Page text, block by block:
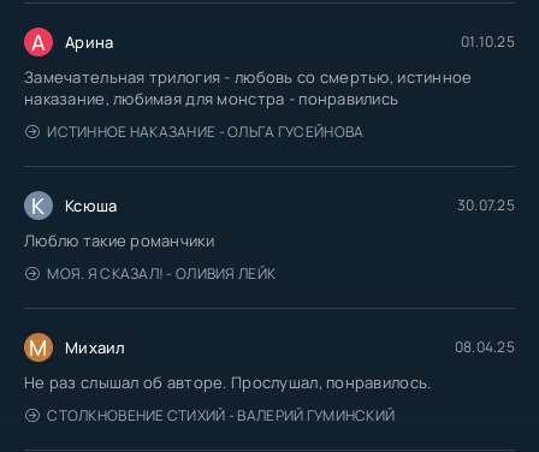
А Арина 01.10.25
Замечательная трилогия - любовь со смертью, истинное
наказание, любимая для монстра - понравились
ИСТИННОЕ НАКАЗАНИЕ - ОЛЬГА ГУСЕЙНОВА
К Ксюша 30.07.25
Люблю такие романчики
МОЯ. Я СКАЗАЛ! - ОЛИВИЯ ЛЕЙК
М Михаил 08.04.25
Не раз слышал об авторе. Прослушал, понравилось.
СТОЛКНОВЕНИЕ СТИХИЙ - ВАЛЕРИЙ ГУМИНСКИЙ